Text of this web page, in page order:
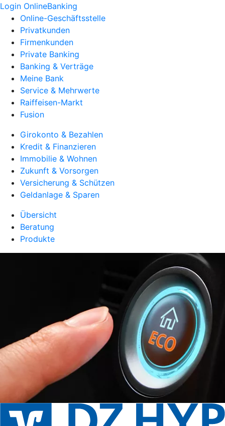
Login OnlineBanking
Online-Geschäftsstelle
Privatkunden
Firmenkunden
Private Banking
Banking & Verträge
Meine Bank
Service & Mehrwerte
Raiffeisen-Markt
Fusion
Girokonto & Bezahlen
Kredit & Finanzieren
Immobilie & Wohnen
Zukunft & Vorsorgen
Versicherung & Schützen
Geldanlage & Sparen
Übersicht
Beratung
Produkte